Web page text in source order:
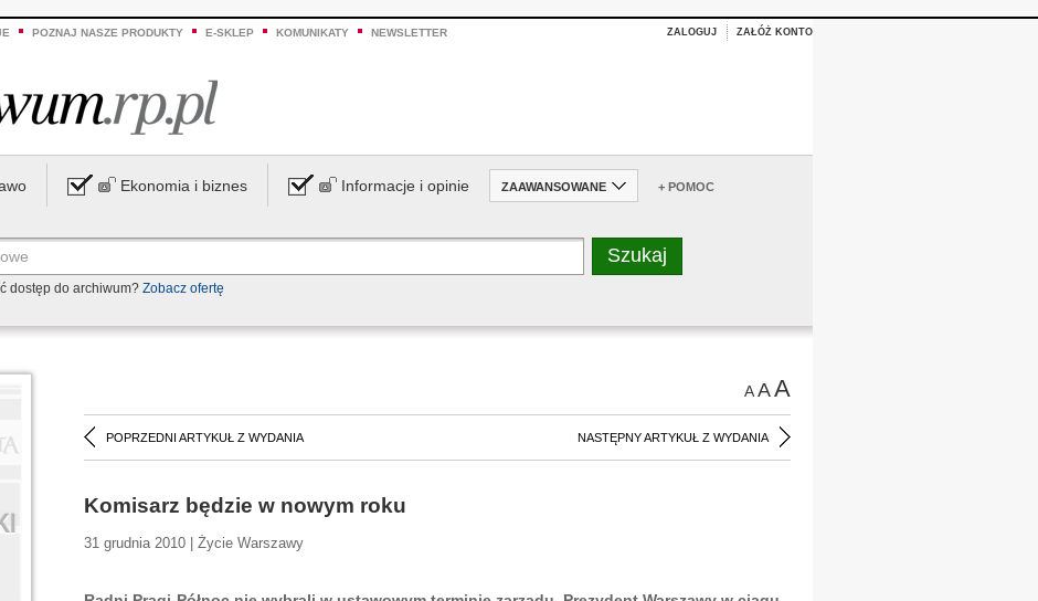
POZNAJ NASZE PRODUKTY E-SKLEP KOMUNIKATY NEWSLETTER ZALOGUJ ZAŁÓŻ KONTO
Ekonomia i biznes Informacje i opinie ZAAWANSOWANE + POMOC
dostęp do archiwum? Zobacz ofertę
AAA
POPRZEDNI ARTYKUŁ Z WYDANIA NASTĘPNY ARTYKUŁ Z WYDANIA
Komisarz będzie w nowym roku
31 grudnia 2010 | Życie Warszawy